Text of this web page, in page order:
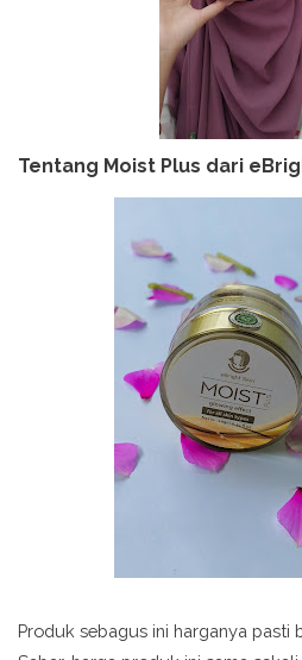
Tentang Moist Plus dari
Produk sebagus ini harganya pasti